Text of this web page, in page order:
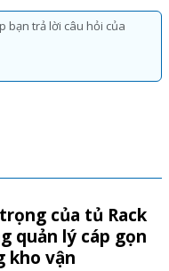
của tủ Rack
quản lý cáp gọn
kho vận